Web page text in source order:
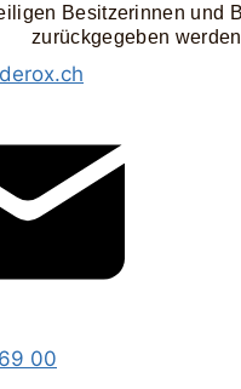
Besitzerinnen und
zurückgegeben
00